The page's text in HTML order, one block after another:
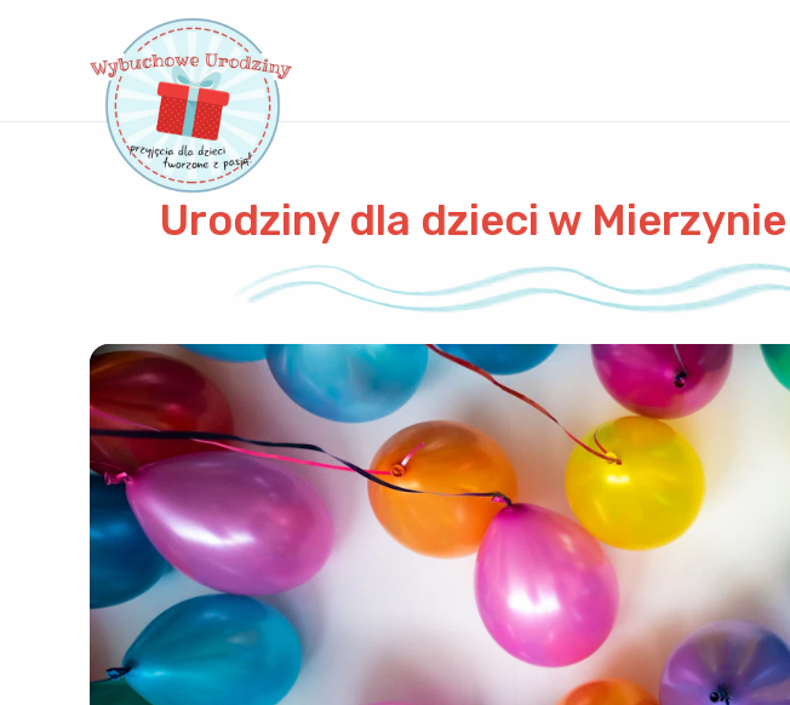
Urodziny dla dzieci w